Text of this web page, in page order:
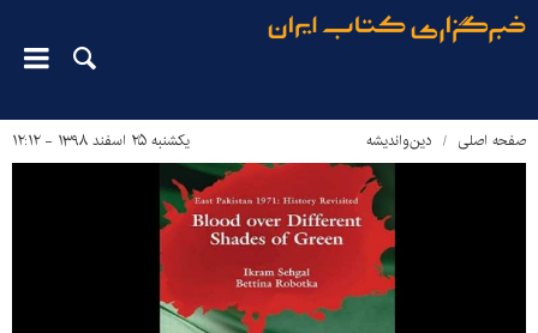
صفحه اصلی دین‌واندیشه یکشنبه ۲۵ اسفند ۱۳۹۸ - ۱۲:۱۲